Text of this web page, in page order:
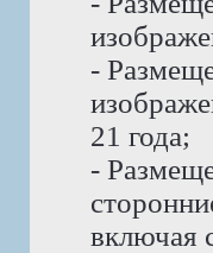
-
21 года;
-
включая